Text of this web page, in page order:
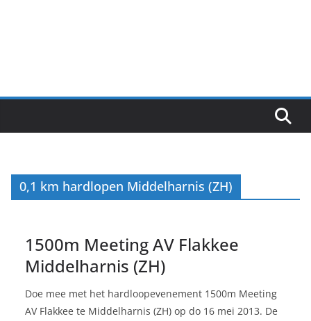
0,1 km hardlopen Middelharnis (ZH)
1500m Meeting AV Flakkee
Middelharnis (ZH)
Doe mee met het hardloopevenement 1500m Meeting
AV Flakkee te Middelharnis (ZH) op do 16 mei 2013. De